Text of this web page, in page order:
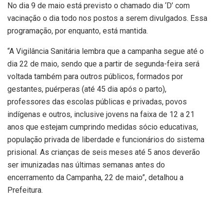
No dia 9 de maio está previsto o chamado dia ‘D’ com
vacinação o dia todo nos postos a serem divulgados. Essa
programação, por enquanto, está mantida.
“A Vigilância Sanitária lembra que a campanha segue até o
dia 22 de maio, sendo que a partir de segunda-feira será
voltada também para outros públicos, formados por
gestantes, puérperas (até 45 dia após o parto),
professores das escolas públicas e privadas, povos
indígenas e outros, inclusive jovens na faixa de 12 a 21
anos que estejam cumprindo medidas sócio educativas,
população privada de liberdade e funcionários do sistema
prisional. As crianças de seis meses até 5 anos deverão
ser imunizadas nas últimas semanas antes do
encerramento da Campanha, 22 de maio”, detalhou a
Prefeitura.